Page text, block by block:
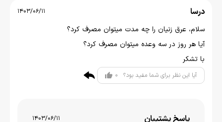
درسا 1403/06/11
سلام، عرق زنیان را چه مدت میتوان مصرف کرد؟
آیا هر روز در سه وعده میتوان مصرف کرد؟
با تشکر
آیا این نظر برای شما مفید بود؟ 0
پاسخ پشتیبان 1403/06/11